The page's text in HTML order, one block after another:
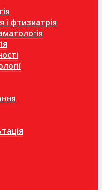
і фтизиатрія